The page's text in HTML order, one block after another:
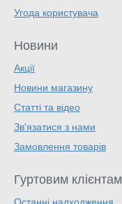
Угода користувача
Новини
Акції
Новини магазину
Статті та відео
Зв'язатися з нами
Замовлення товарів
Гуртовим клієнтам